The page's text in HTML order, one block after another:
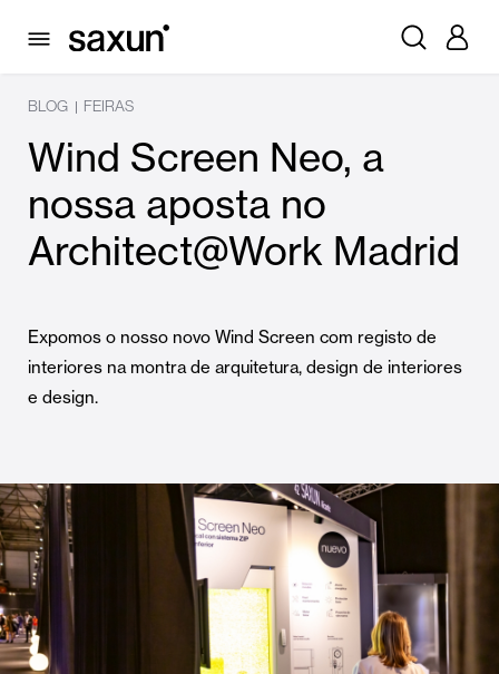
BLOG | FEIRAS
Wind Screen Neo, a
nossa aposta no
Architect@Work Madrid
Expomos o nosso novo Wind Screen com registo de
interiores na montra de arquitetura, design de interiores
e design.